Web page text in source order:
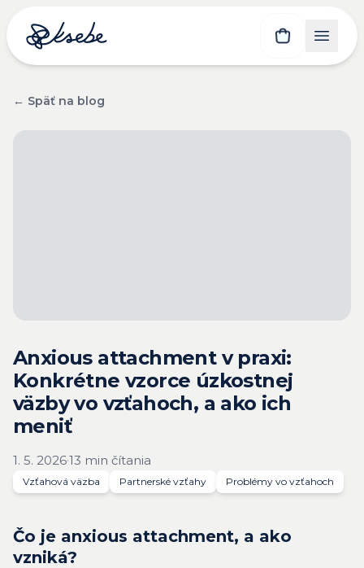
← Späť na blog
Anxious attachment v praxi:
Konkrétne vzorce úzkostnej
väzby vo vzťahoch, a ako ich
meniť
1. 5. 2026·13 min čítania
Vzťahová väzba Partnerské vzťahy Problémy vo vzťahoch
Čo je anxious attachment, a ako
vzniká?